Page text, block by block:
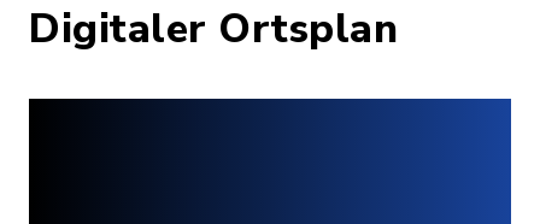
Digitaler Ortsplan